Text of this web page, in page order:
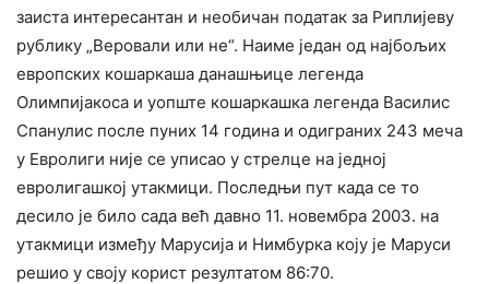
заиста интересантан и необичан податак за Риплијеву
рублику „Веровали или не“. Наиме један од најбољих
европских кошаркаша данашњице легенда
Олимпијакоса и уопште кошаркашка легенда Василис
Спанулис после пуних 14 година и одиграних 243 меча
у Евролиги није се уписао у стрелце на једној
евролигашкој утакмици. Последњи пут када се то
десило је било сада већ давно 11. новембра 2003. на
утакмици између Марусија и Нимбурка коју је Маруси
решио у своју корист резултатом 86:70.